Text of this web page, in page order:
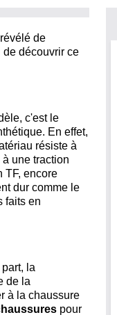
de
de découvrir ce
c'est le
En effet,
résiste à
à une traction
TF, encore
dur comme le
faits en
la
de la
à la chaussure
pour